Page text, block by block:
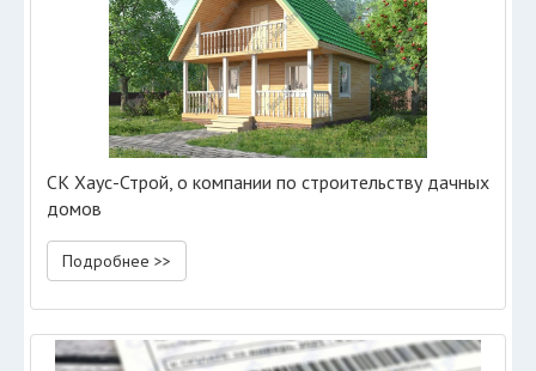
СК Хаус-Строй, о компании по строительству дачных
домов
Подробнее >>